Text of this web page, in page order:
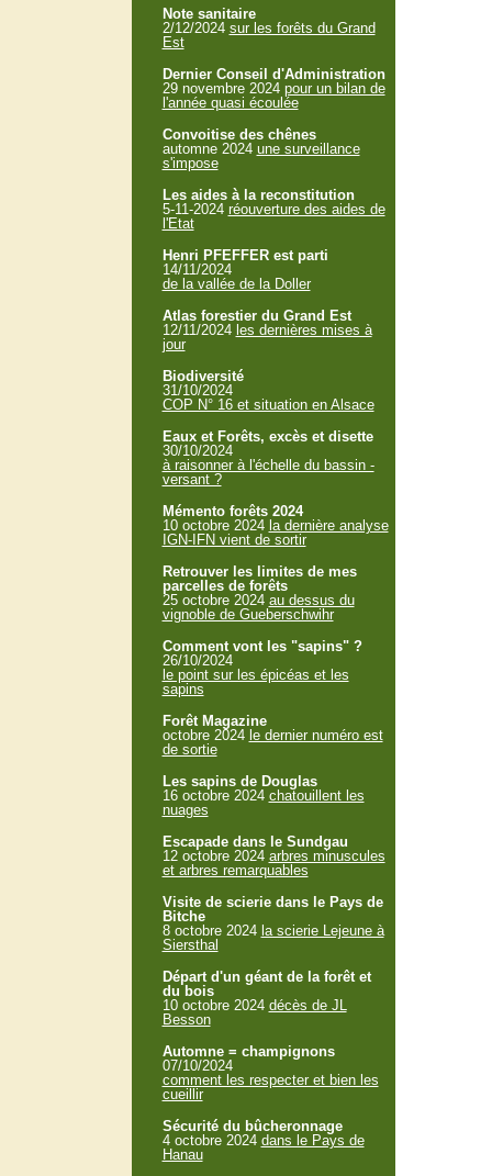
Note sanitaire
2/12/2024 sur les forêts du Grand
Est
Dernier Conseil d'Administration
29 novembre 2024 pour un bilan de
l'année quasi écoulée
Convoitise des chênes
automne 2024 une surveillance
s'impose
Les aides à la reconstitution
5-11-2024 réouverture des aides de
l'Etat
Henri PFEFFER est parti
14/11/2024
de la vallée de la Doller
Atlas forestier du Grand Est
12/11/2024 les dernières mises à
jour
Biodiversité
31/10/2024
COP N° 16 et situation en Alsace
Eaux et Forêts, excès et disette
30/10/2024
à raisonner à l'échelle du bassin -
versant ?
Mémento forêts 2024
10 octobre 2024 la dernière analyse
IGN-IFN vient de sortir
Retrouver les limites de mes
parcelles de forêts
25 octobre 2024 au dessus du
vignoble de Gueberschwihr
Comment vont les "sapins" ?
26/10/2024
le point sur les épicéas et les
sapins
Forêt Magazine
octobre 2024 le dernier numéro est
de sortie
Les sapins de Douglas
16 octobre 2024 chatouillent les
nuages
Escapade dans le Sundgau
12 octobre 2024 arbres minuscules
et arbres remarquables
Visite de scierie dans le Pays de
Bitche
8 octobre 2024 la scierie Lejeune à
Siersthal
Départ d'un géant de la forêt et
du bois
10 octobre 2024 décès de JL
Besson
Automne = champignons
07/10/2024
comment les respecter et bien les
cueillir
Sécurité du bûcheronnage
4 octobre 2024 dans le Pays de
Hanau